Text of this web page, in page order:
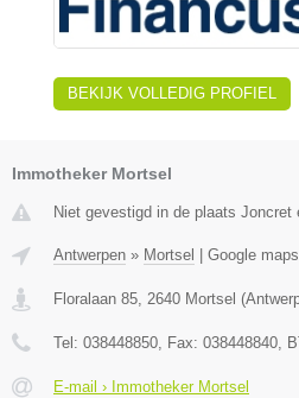
BEKIJK VOLLEDIG PROFIEL
Immotheker Mortsel
Niet gevestigd in de plaats Joncret
Antwerpen » Mortsel Google maps
Floralaan 85, 2640 Mortsel (
Tel: 038448850, Fax: 038448840,
E-mail › Immotheker Mortsel